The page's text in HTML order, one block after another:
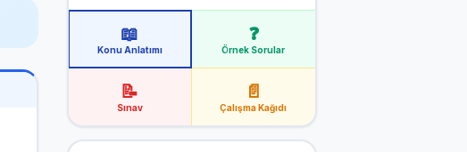
📖
Konu Anlatımı
❓
Örnek Sorular
📝
Sınav
📄
Çalışma Kağıdı